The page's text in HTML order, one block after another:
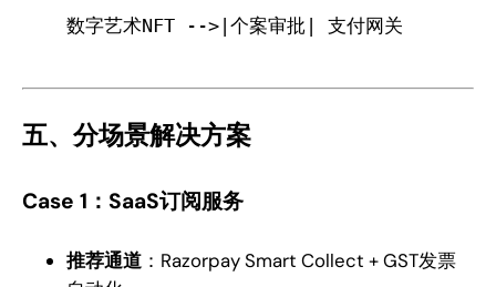
数字艺术NFT -->|个案审批| 支付网关
五、分场景解决方案
Case 1：SaaS订阅服务
推荐通道 ：Razorpay Smart Collect + GST发票